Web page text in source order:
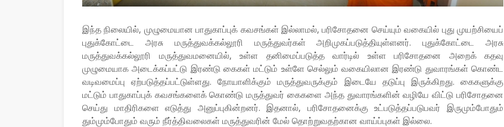
இந்த நிலையில், முழுமையான பாதுகாப்புக் கவசங்கள் இல்லாமல், பரிசோதனை செய்யும் வகையில் புது முயற்சியைப்
புதுக்கோட்டை அரசு மருத்துவக்கல்லூரி மருத்துவர்கள் அறிமுகப்படுத்தியுள்ளனர். புதுக்கோட்டை அரசு
மருத்துவக்கல்லூரி மருத்துவமனையில், உள்ள தனிமைப்படுத்த வார்டில் உள்ள பரிசோதனை அறைக் கதவு
முழுமையாக அடைக்கப்பட்டு இரண்டு கைகள் மட்டும் உள்ளே செல்லும் வகையிலான இரண்டு துவாரங்கள் கொண்ட
வடிவமைப்பு ஏற்படுத்தப்பட்டுள்ளது. நோயாளிக்கும் மருத்துவருக்கும் இடையே தடுப்பு இருக்கிறது. கைகளுக்கு
மட்டும் பாதுகாப்புக் கவசங்களைக் கொண்டு மருத்துவர் கைகளை அந்த துவாரங்களின் வழியே விட்டு பரிசோதனை
செய்து மாதிரிகளை எடுத்து அனுப்புகின்றனர். இதனால், பரிசோதனைக்கு உட்படுத்தப்படுபவர் இருமும்போதும்
தும்மும்போதும் வரும் நீர்த்திவலைகள் மருத்துவரின் மேல் தொற்றுவதற்கான வாய்ப்புகள் இல்லை.